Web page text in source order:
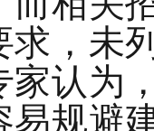
求，未
家认为
易规避